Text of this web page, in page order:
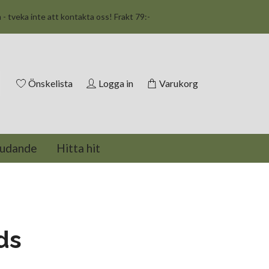
- tveka inte att kontakta oss! Frakt 79:-
Önskelista Logga in Varukorg
Hitta hit